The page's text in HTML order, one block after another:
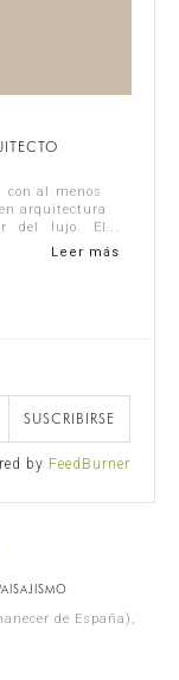
al menos
arquitectura
del lujo. El
Leer más
SUSCRIBIRSE
by FeedBurner
de España),